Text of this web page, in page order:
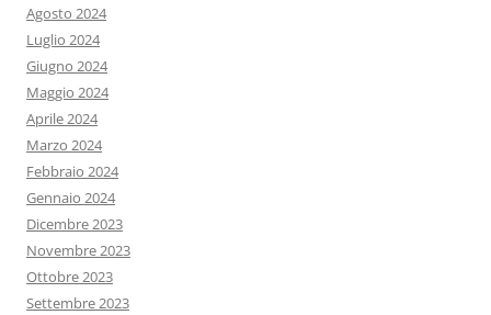
Agosto 2024
Luglio 2024
Giugno 2024
Maggio 2024
Aprile 2024
Marzo 2024
Febbraio 2024
Gennaio 2024
Dicembre 2023
Novembre 2023
Ottobre 2023
Settembre 2023